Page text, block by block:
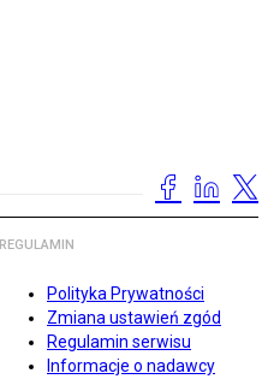
REGULAMIN
Polityka Prywatności
Zmiana ustawień zgód
Regulamin serwisu
Informacje o nadawcy